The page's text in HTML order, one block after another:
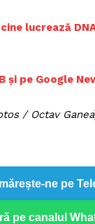
lucrează
și pe Google
/ Octav Ganea
ne pe
pe canalul